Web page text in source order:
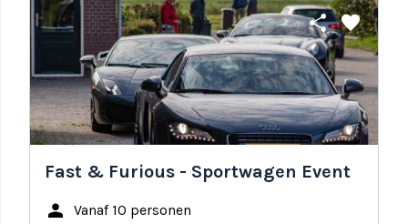
share favorite
Fast & Furious - Sportwagen Event
person Vanaf 10 personen